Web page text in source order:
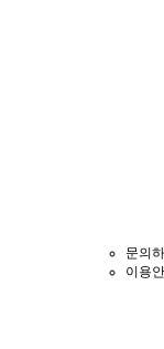
문의하
이용